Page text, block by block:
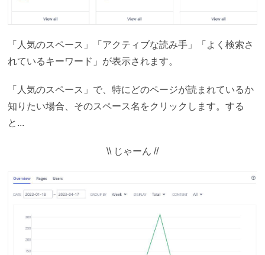
「人気のスペース」「アクティブな読み手」「よく検索さ
れているキーワード」が表示されます。
「人気のスペース」で、特にどのページが読まれているか
知りたい場合、そのスペース名をクリックします。する
と...
\\じゃーん //